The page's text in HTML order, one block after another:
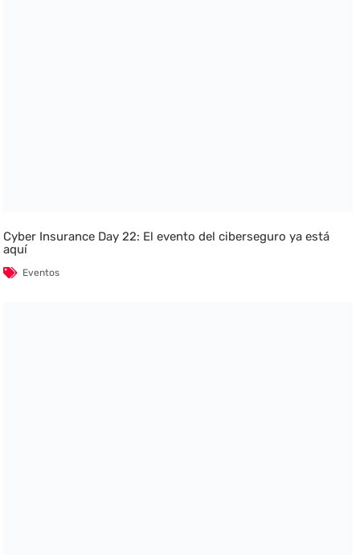
Cyber Insurance Day 22: El evento del ciberseguro ya está
aquí
Eventos